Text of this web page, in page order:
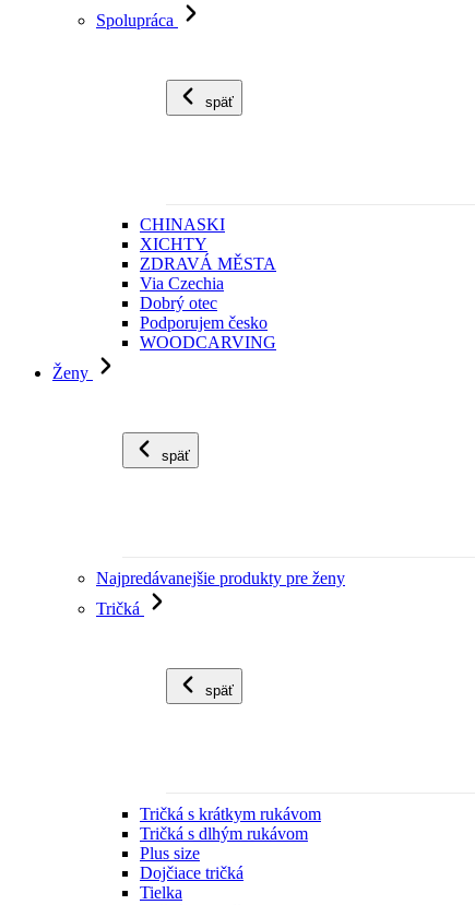
Spolupráca
späť
CHINASKI
XICHTY
ZDRAVÁ MĚSTA
Via Czechia
Dobrý otec
Podporujem česko
WOODCARVING
Ženy
späť
Najpredávanejšie produkty pre ženy
Tričká
späť
Tričká s krátkym rukávom
Tričká s dlhým rukávom
Plus size
Dojčiace tričká
Tielka